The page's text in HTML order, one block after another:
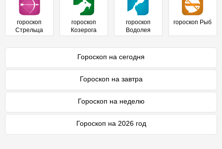
гороскоп
Стрельца
гороскоп
Козерога
гороскоп
Водолея
гороскоп Рыб
Гороскоп на сегодня
Гороскоп на завтра
Гороскоп на неделю
Гороскоп на 2026 год